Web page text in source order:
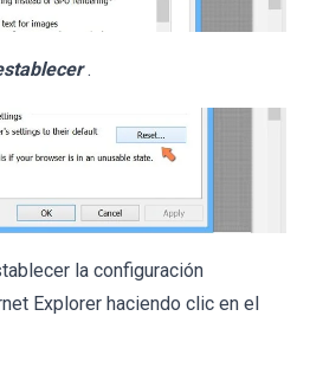
.
la configuración
Explorer haciendo clic en el